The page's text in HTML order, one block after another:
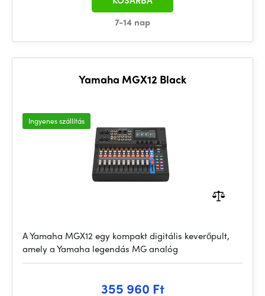
7-14 nap
Yamaha MGX12 Black
Ingyenes szállítás
A Yamaha MGX12 egy kompakt digitális keverőpult,
amely a Yamaha legendás MG analóg
355 960 Ft